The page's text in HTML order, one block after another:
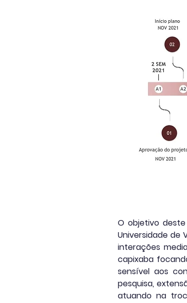
O objetivo
Universidade de
interações
capixaba
sensível aos
pesquisa,
atuando na